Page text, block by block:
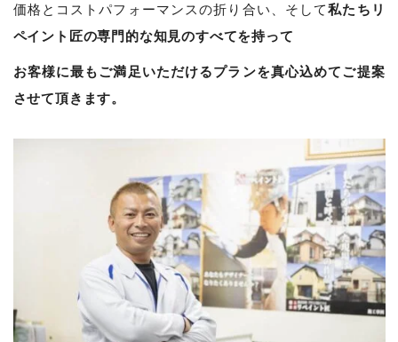
価格とコストパフォーマンスの折り合い、そして私たちリ
ペイント匠の専門的な知見のすべてを持って
お客様に最もご満足いただけるプランを真心込めてご提案
させて頂きます。